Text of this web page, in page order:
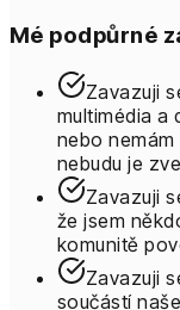
Mé podpůrné
Zavazuji
multimédia a
nebo
nebudu je
Zavazuji
že jsem
komunitě
Zavazuji
součástí